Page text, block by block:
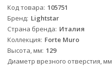
Код товара 105751
Бренд Lightstar
Страна бренда Италия
Коллекция Forte Muro
Высота, мм 129
Диаметр врезного отверстия, мм